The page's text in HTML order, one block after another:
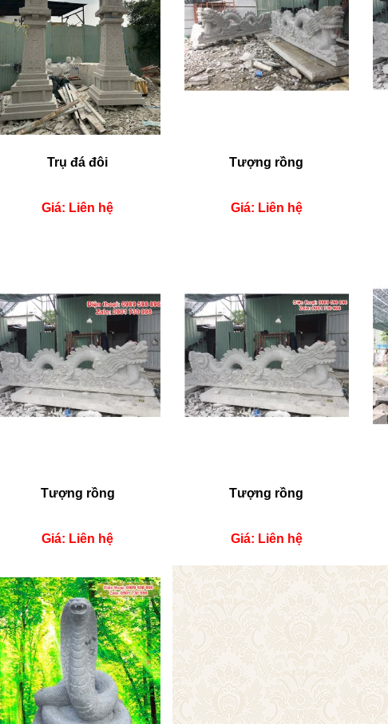
Trụ đá đôi
Giá: Liên hệ
Tượng rồng
Giá: Liên hệ
Tượng rồng
Giá: Liên hệ
Tượng rồng
Giá: Liên hệ